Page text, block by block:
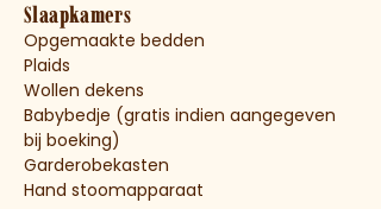
Slaapkamers
Opgemaakte bedden
Plaids
Wollen dekens
Babybedje (gratis indien aangegeven
bij boeking)
Garderobekasten
Hand stoomapparaat